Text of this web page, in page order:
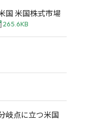
国 米国株式市場
265.6KB
岐点に立つ米国